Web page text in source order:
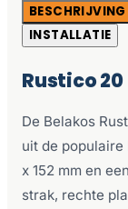
BESCHRIJVING
INSTALLATIE
Rustico 20
De Belakos
uit de
x 152 mm en
strak, rechte